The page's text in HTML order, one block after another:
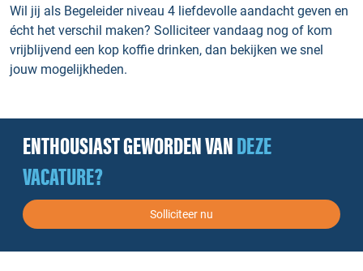
Wil jij als Begeleider niveau 4 liefdevolle aandacht geven en
écht het verschil maken? Solliciteer vandaag nog of kom
vrijblijvend een kop koffie drinken, dan bekijken we snel
jouw mogelijkheden.
ENTHOUSIAST GEWORDEN VANDEZE
VACATURE?
Solliciteer nu